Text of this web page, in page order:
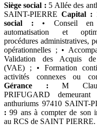
Siège social : 5 Allée des
SAINT-PIERRE Capital :
social : • Conseil en
automatisation et
procédures administratives,
opérationnelles ; •
Validation des Acquis de
(VAE) ; • Formation
activités connexes ou
Gérance : M
PRIFUGARD
anthuriums 97410 SAINT-
: 99 ans à compter de son
au RCS de SAINT PIERRE.